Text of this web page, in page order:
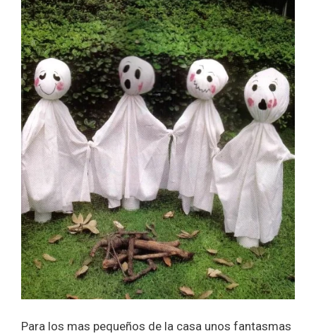
Para los mas pequeños de la casa unos fantasmas